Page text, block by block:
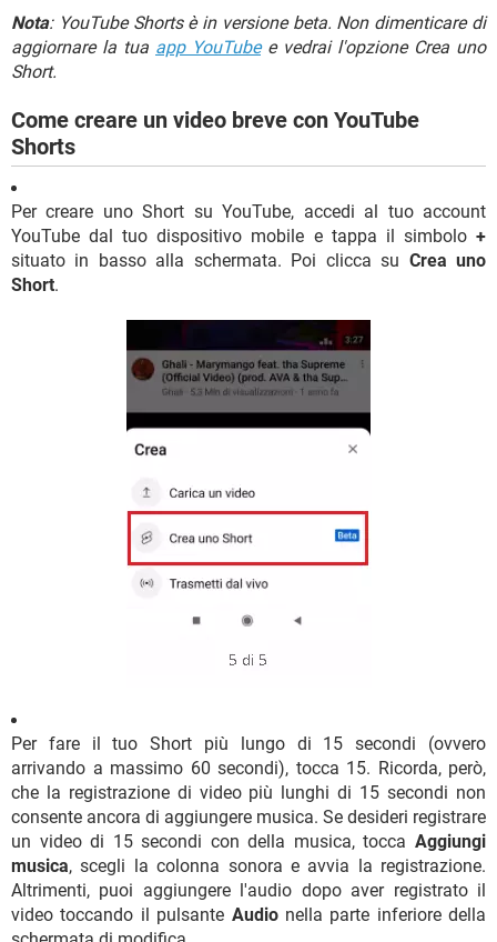
Nota: YouTube Shorts è in versione beta. Non dimenticare di
aggiornare la tua app YouTubee vedrai l'opzione Crea uno
Short.
Come creare un video breve con YouTube
Shorts
Per creare uno Short su YouTube, accedi al tuo account
YouTube dal tuo dispositivo mobile e tappa il simbolo +
situato in basso alla schermata. Poi clicca su Crea uno
Short.
Per fare il tuo Short più lungo di 15 secondi (ovvero
arrivando a massimo 60 secondi), tocca 15. Ricorda, però,
che la registrazione di video più lunghi di 15 secondi non
consente ancora di aggiungere musica. Se desideri registrare
un video di 15 secondi con della musica, tocca Aggiungi
musica, scegli la colonna sonora e avvia la registrazione.
Altrimenti, puoi aggiungere l'audio dopo aver registrato il
video toccando il pulsante Audionella parte inferiore della